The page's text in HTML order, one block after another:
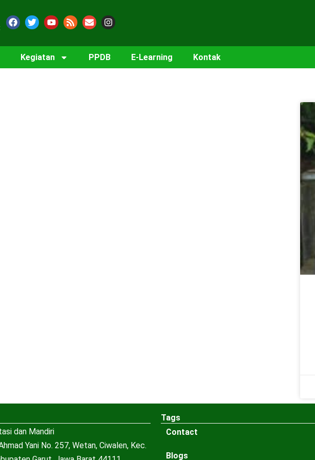
Kegiatan PPDB E-Learning Kontak
dan Mandiri
Yani No. 257, Wetan, Ciwalen, Kec.
Tags
Contact
Blogs